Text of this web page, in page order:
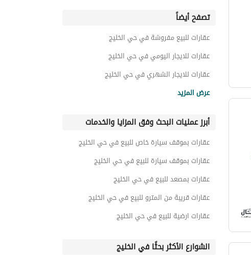
تصفح أيضاً
عقارات للبيع مفروشة في حي الخليج
عقارات للايجار اليومي في حي الخليج
عقارات للايجار الشهري في حي الخليج
عرض المزيد
أبرز عمليات البحث وفق المزايا والخدمات
عقارات بموقف سيارة خاص للبيع في حي الخليج
عقارات بموقف سيارة للبيع في حي الخليج
عقارات بمصعد للبيع في حي الخليج
عقارات قريبة من المترو للبيع في حي الخليج
عقارات ارضية للبيع في حي الخليج
الشوارع الأكثر بحثًا في الخليج